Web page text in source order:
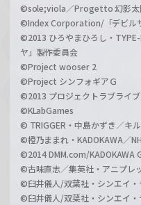
©sole;viola／Progetto 幻影太
©Index Corporation/「デビル
©2013 ひろやまひろし・
ヤ」製作委員会
©Project wooser 2
©Project シンフォギアＧ
©2013 プロジェクトラブライブ
©KLabGames
© TRIGGER・中島かずき／キ
©橙乃ままれ・KADOKAWA／
©2014 DMM.com/KADOKAWA
©古味直志／集英社・アニプレ
©臼井儀人/双葉社・シンエイ・
©臼井儀人/双葉社・シンエイ